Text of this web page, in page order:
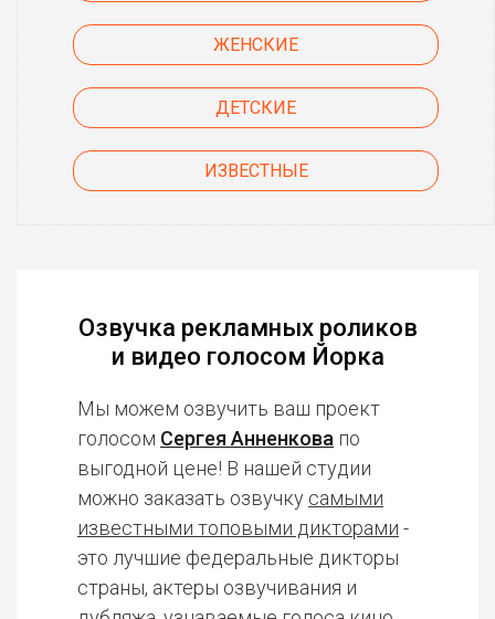
ЖЕНСКИЕ
ДЕТСКИЕ
ИЗВЕСТНЫЕ
Озвучка рекламных роликов
и видео голосом Йорка
Мы можем озвучить ваш проект
голосом Сергея Анненкова по
выгодной цене! В нашей студии
можно заказать озвучку самыми
известными топовыми дикторами -
это лучшие федеральные дикторы
страны, актеры озвучивания и